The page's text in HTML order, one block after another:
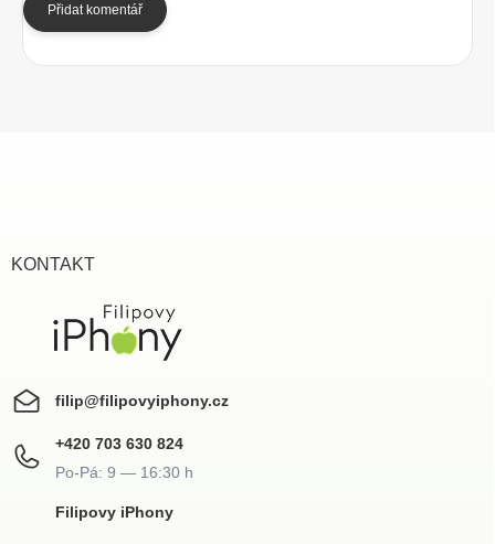
Přidat komentář
KONTAKT
filip@filipovyiphony.cz
+420 703 630 824
Filipovy iPhony